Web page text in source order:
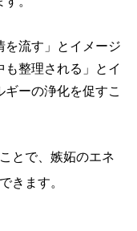
を流す」とイメージ
も整理される」とイ
ギーの浄化を促すこ
とで、嫉妬のエネ
きます。